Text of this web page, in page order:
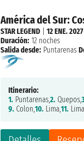
América del Sur:
STAR LEGEND |12 ENE. 2027
Duración: 12 noches
Salida desde: Puntarenas
Itinerario:
1. Puntarenas,2. Quepos,
9. Colon,10. Lima,11.